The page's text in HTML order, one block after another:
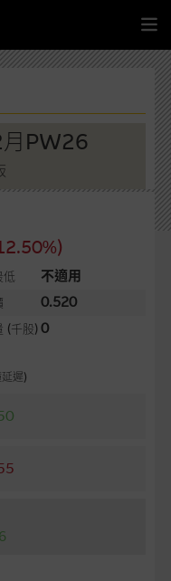
PW26
低 不適用
0.520
(千股)0
遲)